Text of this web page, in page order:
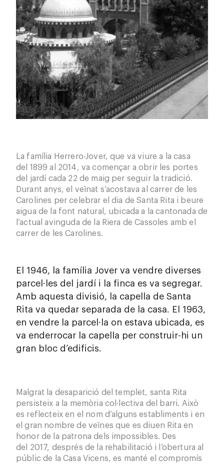
La família Herrero-Jover, que va viure a la casa
del 1899 al 2014, va començar a obrir les portes
del jardí cada 22 de maig per seguir la tradició.
Durant anys, el veïnat s’acostava al carrer de les
Carolines per celebrar el dia de Santa Rita i beure
aigua de la font natural, ubicada a la cantonada de
l’actual avinguda de la Riera de Cassoles amb el
carrer de les Carolines.
El 1946, la família Jover va vendre diverses
parcel·les del jardí i la finca es va segregar.
Amb aquesta divisió, la capella de Santa
Rita va quedar separada de la casa. El 1963,
en vendre la parcel·la on estava ubicada, es
va enderrocar la capella per construir-hi un
gran bloc d’edificis.
Malgrat la desaparició del templet, santa Rita
persisteix a la memòria col·lectiva del barri. Això
es reflecteix en el nom d’alguns establiments i en
el gran nombre de veïnes que es diuen Rita en
honor de la patrona dels impossibles. Des
del 2017, després de la rehabilitació i l’obertura al
públic de la Casa Vicens, es manté el compromís